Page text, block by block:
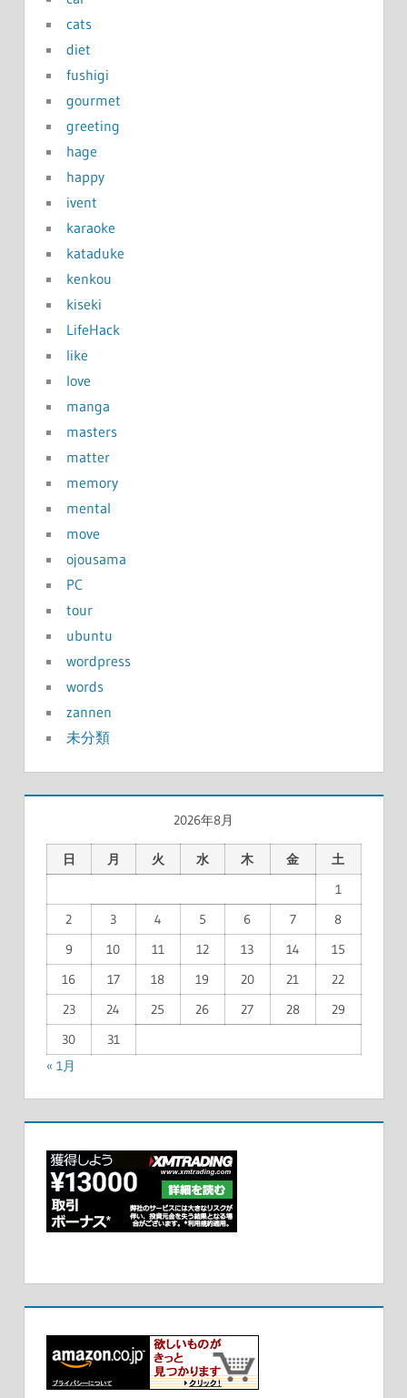
cats
diet
fushigi
gourmet
greeting
hage
happy
ivent
karaoke
kataduke
kenkou
kiseki
LifeHack
like
love
manga
masters
matter
memory
mental
move
ojousama
PC
tour
ubuntu
wordpress
words
zannen
未分類
2026年8月
日 月 火 水 木 金
土
1
2
3 4 5 6 7
8
9
10 11 12 13 14
15
16
17 18 19 20 21
22
23
24 25 26 27 28
29
30
31
« 1月